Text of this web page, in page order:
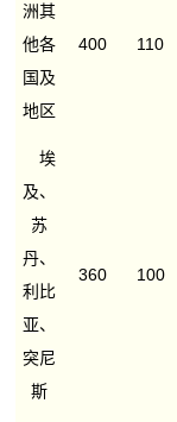
洲其
他各
国及
地区
400 110
埃
及、
苏
丹、
利比
亚、
突尼
斯
360 100